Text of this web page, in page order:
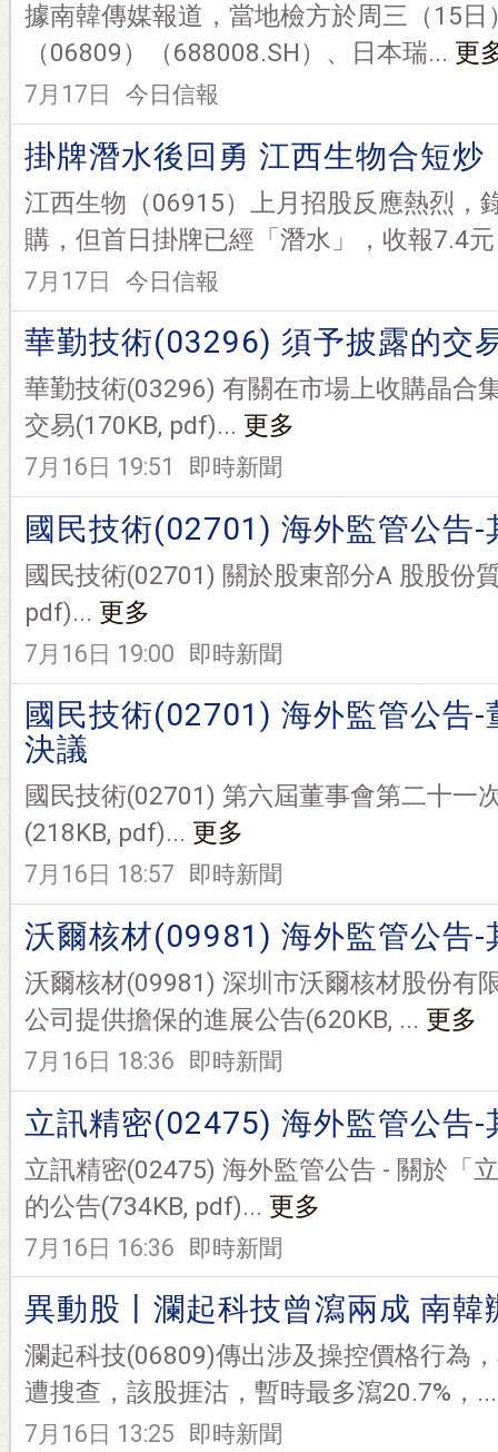
據南韓傳媒報道，當地檢方於周三（15
（06809）（688008.SH）、日本瑞... 更
7月17日 今日信報
掛牌潛水後回勇 江西生物合短炒
江西生物（06915）上月招股反應熱烈，
購，但首日掛牌已經「潛水」，收報7.4
7月17日 今日信報
華勤技術(03296) 須予披露的交
華勤技術(03296) 有關在市場上收購晶合
交易(170KB, pdf)... 更多
7月16日 19:51 即時新聞
國民技術(02701) 海外監管公告-
國民技術(02701) 關於股東部分A 股股份
pdf)... 更多
7月16日 19:00 即時新聞
國民技術(02701) 海外監管公告
決議
國民技術(02701) 第六屆董事會第二十一
(218KB, pdf)... 更多
7月16日 18:57 即時新聞
沃爾核材(09981) 海外監管公告-
沃爾核材(09981) 深圳市沃爾核材股份有
公司提供擔保的進展公告(620KB, ... 更多
7月16日 18:36 即時新聞
立訊精密(02475) 海外監管公告-
立訊精密(02475) 海外監管公告 - 關於「
的公告(734KB, pdf)... 更多
7月16日 16:36 即時新聞
異動股丨瀾起科技曾瀉兩成 南韓
瀾起科技(06809)傳出涉及操控價格行為
遭搜查，該股捱沽，暫時最多瀉20.7%，
7月16日 13:25 即時新聞